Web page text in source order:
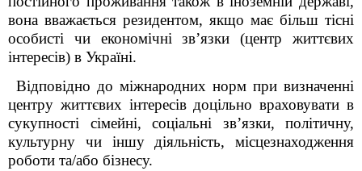
вона вважається резидентом, якщо має більш тісні
особисті чи економічні зв’язки (центр життєвих
інтересів) в Україні.
Відповідно до міжнародних норм при визначенні
центру життєвих інтересів доцільно враховувати в
сукупності сімейні, соціальні зв’язки, політичну,
культурну чи іншу діяльність, місцезнаходження
роботи та/або бізнесу.